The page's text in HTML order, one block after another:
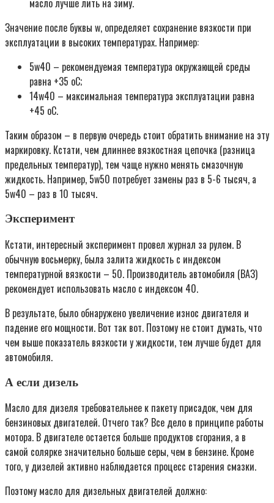
Значение после буквы w, определяет сохранение вязкости при
эксплуатации в высоких температурах. Например:
5w40 – рекомендуемая температура окружающей среды
равна +35 оС;
14w40 – максимальная температура эксплуатации равна
+45 оС.
Таким образом – в первую очередь стоит обратить внимание на эту
маркировку. Кстати, чем длиннее вязкостная цепочка (разница
предельных температур), тем чаще нужно менять смазочную
жидкость. Например, 5w50 потребует замены раз в 5-6 тысяч, а
5w40 – раз в 10 тысяч.
Эксперимент
Кстати, интересный эксперимент провел журнал за рулем. В
обычную восьмерку, была залита жидкость с индексом
температурной вязкости – 50. Производитель автомобиля (ВАЗ)
рекомендует использовать масло с индексом 40.
В результате, было обнаружено увеличение износ двигателя и
падение его мощности. Вот так вот. Поэтому не стоит думать, что
чем выше показатель вязкости у жидкости, тем лучше будет для
автомобиля.
А если дизель
Масло для дизеля требовательнее к пакету присадок, чем для
бензиновых двигателей. Отчего так? Все дело в принципе работы
мотора. В двигателе остается больше продуктов сгорания, а в
самой солярке значительно больше серы, чем в бензине. Кроме
того, у дизелей активно наблюдается процесс старения смазки.
Поэтому масло для дизельных двигателей должно: